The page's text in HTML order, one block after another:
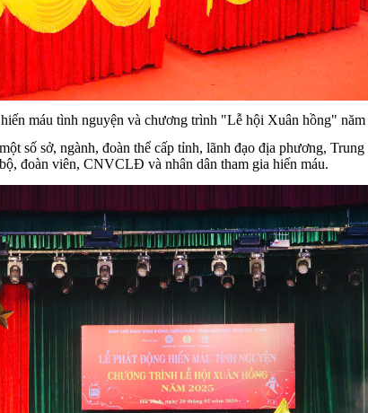
máu tình nguyện và chương trình "Lễ hội Xuân hồng" năm
số sở, ngành, đoàn thể cấp tỉnh, lãnh đạo địa phương,
đoàn viên, CNVCLĐ và nhân dân tham gia hiến máu.